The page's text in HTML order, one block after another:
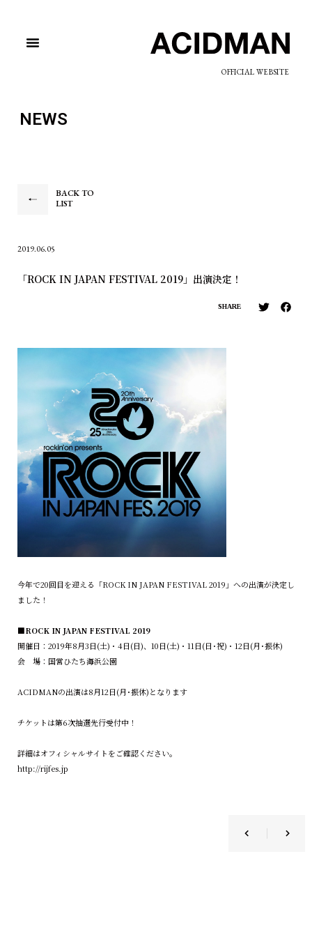
OFFICIAL WEBSITE
NEWS
BACK TO
LIST
2019.06.05
「ROCK IN JAPAN FESTIVAL 2019」出演決定！
SHARE
今年で20回目を迎える「ROCK IN JAPAN FESTIVAL 2019」への出演が決定し
ました！
■ROCK IN JAPAN FESTIVAL 2019
開催日：2019年8月3日(土)・4日(日)、10日(土)・11日(日･祝)・12日(月･振休)
会 場：国営ひたち海浜公園
ACIDMANの出演は8月12日(月･振休)となります
チケットは第6次抽選先行受付中！
詳細はオフィシャルサイトをご確認ください。
http://rijfes.jp